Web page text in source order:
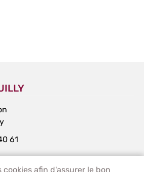
61
cookies afin d'assurer le bon